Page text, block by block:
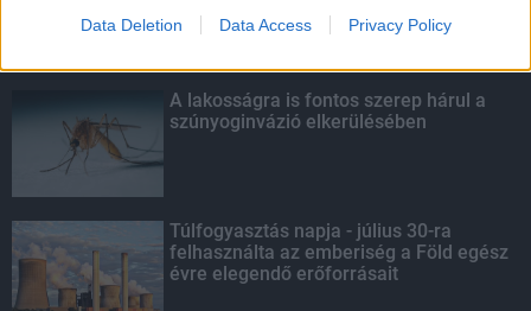
Data Deletion Data Access Privacy Policy
Egyetem
A lakosságra is fontos szerep hárul a
szúnyoginvázió elkerülésében
Túlfogyasztás napja - július 30-ra
felhasználta az emberiség a Föld egész
évre elegendő erőforrásait